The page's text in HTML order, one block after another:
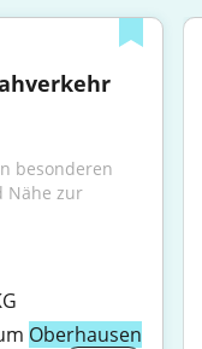
besonderen
Nähe zur
Oberhausen